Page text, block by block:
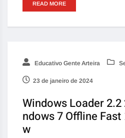
READ MORE
Educativo Gente Arteira
23 de janeiro de 2024
Windows Loader
ndows 7 Offline
w